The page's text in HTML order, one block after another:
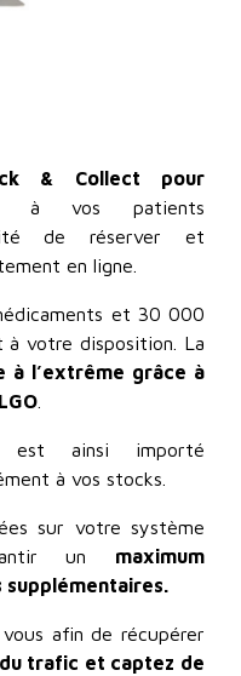
& Collect pour
à vos patients
de réserver et
en ligne.
et 30 000
à votre disposition. La
à l’extrême grâce à
est ainsi importé
à vos stocks.
sur votre système
un maximum
afin de récupérer
trafic et captez de